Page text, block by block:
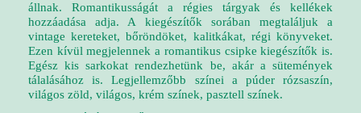
állnak. Romantikusságát a régies tárgyak és kellékek
hozzáadása adja. A kiegészítők sorában megtaláljuk a
vintage kereteket, bőröndöket, kalitkákat, régi könyveket.
Ezen kívül megjelennek a romantikus csipke kiegészítők is.
Egész kis sarkokat rendezhetünk be, akár a sütemények
tálalásához is. Legjellemzőbb színei a púder rózsaszín,
világos zöld, világos, krém színek, pasztell színek.